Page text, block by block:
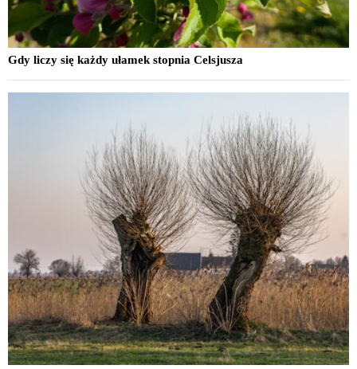
Gdy liczy się każdy ułamek stopnia Celsjusza